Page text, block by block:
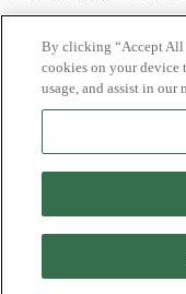
Nyhetsbrev
Ledige stillinger
Send inn manus
Agency
Personvernerklæringer
By clicking “Accept All
cookies on your device
usage, and assist in our